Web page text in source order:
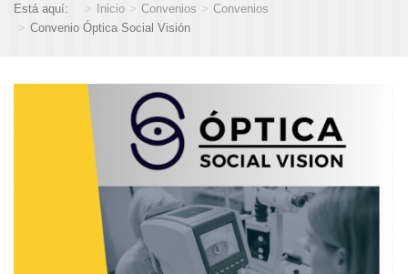
Está aquí: Inicio Convenios
Convenios
Convenio Óptica Social Visión